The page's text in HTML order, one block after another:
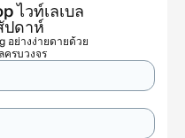
ไวท์เลเบล
ปดาห์
อย่างง่ายดายด้วย
ครบวงจร